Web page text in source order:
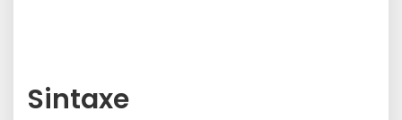
Sintaxe